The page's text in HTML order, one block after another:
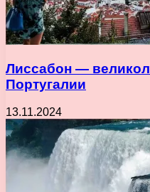
Лиссабон —
Португалии
13.11.2024